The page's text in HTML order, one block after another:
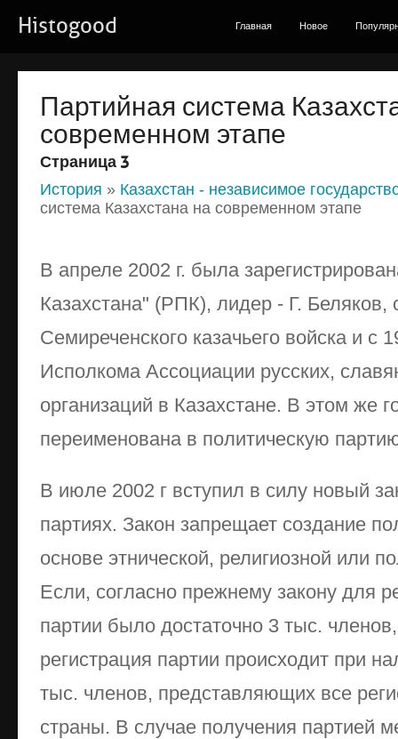
Histogood Главная Новое
Партийная система
современном этапе
Страница 3
История » Казахстан - независимое
система Казахстана на современном этапе
В апреле 2002 г. была
Казахстана" (РПК), лидер - Г. Беляков,
Семиреченского казачьего войска и с
Исполкома Ассоциации русских,
организаций в Казахстане. В этом же
переименована в политическую
В июле 2002 г вступил в силу новый
партиях. Закон запрещает создание
основе этнической, религиозной или
Если, согласно прежнему закону для
партии было достаточно 3 тыс.
регистрация партии происходит при
тыс. членов, представляющих все
страны. В случае получения партией